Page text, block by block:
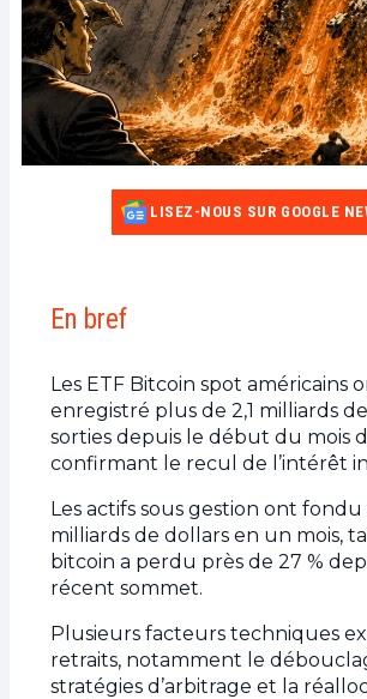
LISEZ-NOUS SUR GOOGLE
En bref
Les ETF Bitcoin spot américains
enregistré plus de 2,1 milliards
sorties depuis le début du mois
confirmant le recul de l’intérêt
Les actifs sous gestion ont fondu
milliards de dollars en un mois,
bitcoin a perdu près de 27 %
récent sommet.
Plusieurs facteurs techniques
retraits, notamment le
stratégies d’arbitrage et la